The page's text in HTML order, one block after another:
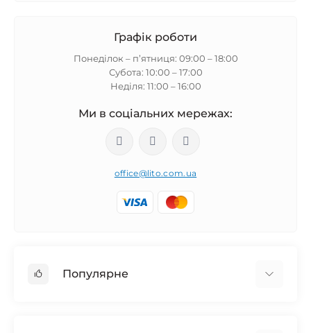
Графік роботи
Понеділок – п’ятниця: 09:00 – 18:00
Субота: 10:00 – 17:00
Неділя: 11:00 – 16:00
Ми в соціальних мережах:
office@lito.com.ua
Популярне